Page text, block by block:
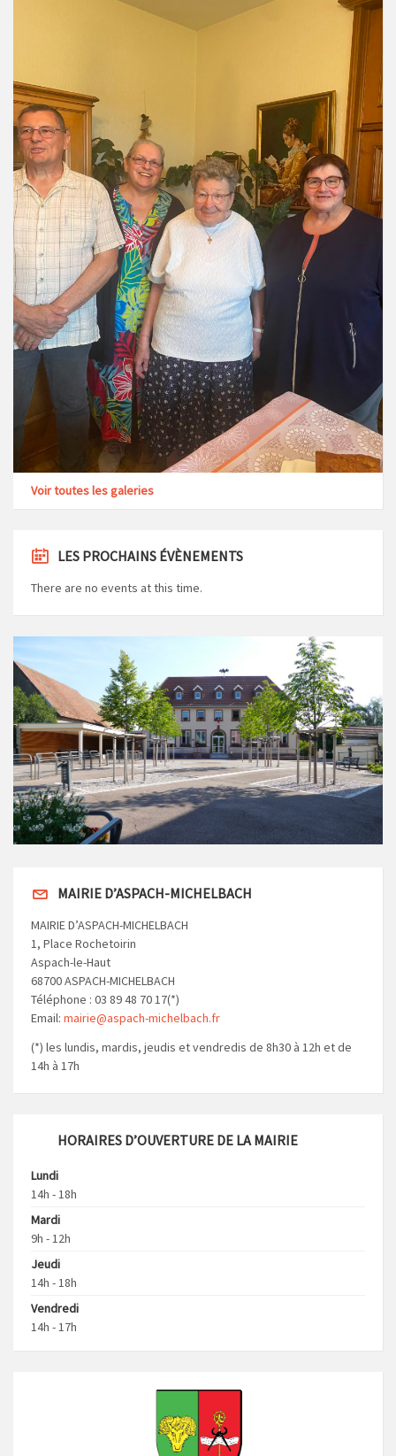
Voir toutes les galeries
LES PROCHAINS ÉVÈNEMENTS
There are no events at this time.
MAIRIE D’ASPACH-MICHELBACH
MAIRIE D’ASPACH-MICHELBACH
1, Place Rochetoirin
Aspach-le-Haut
68700 ASPACH-MICHELBACH
Téléphone : 03 89 48 70 17(*)
Email: mairie@aspach-michelbach.fr
(*) les lundis, mardis, jeudis et vendredis de 8h30 à 12h et de
14h à 17h
HORAIRES D’OUVERTURE DE LA MAIRIE
Lundi
14h - 18h
Mardi
9h - 12h
Jeudi
14h - 18h
Vendredi
14h - 17h